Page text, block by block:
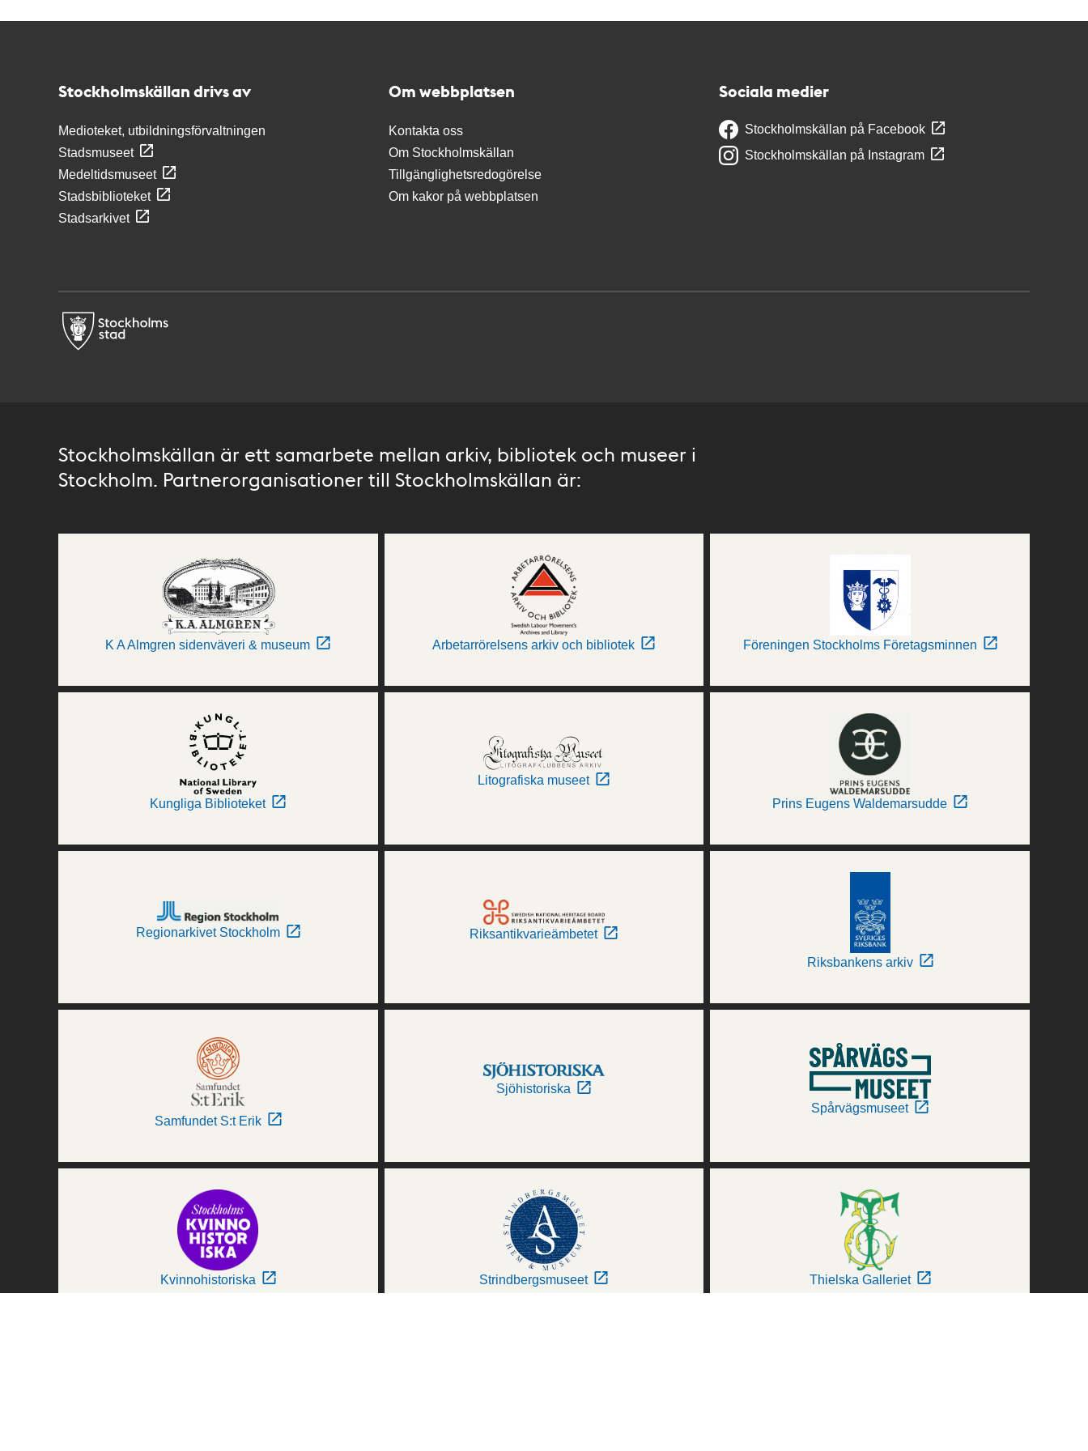
Stockholmskällan drivs av
Medioteket, utbildningsförvaltningen
Stadsmuseet
Medeltidsmuseet
Stadsbiblioteket
Stadsarkivet
Om webbplatsen
Kontakta oss
Om Stockholmskällan
Tillgänglighetsredogörelse
Om kakor på webbplatsen
Sociala medier
Stockholmskällan på Facebook
Stockholmskällan på Instagram
Stockholmskällan är ett samarbete mellan arkiv, bibliotek och museer i
Stockholm. Partnerorganisationer till Stockholmskällan är:
K A Almgren sidenväveri & museum Arbetarrörelsens arkiv och bibliotek Föreningen Stockholms Företagsminnen
Kungliga Biblioteket
Litografiska museet
Prins Eugens Waldemarsudde
Regionarkivet Stockholm Riksantikvarieämbetet
Riksbankens arkiv
Samfundet S:t Erik
Sjöhistoriska
Spårvägsmuseet
Kvinnohistoriska Strindbergsmuseet Thielska Galleriet